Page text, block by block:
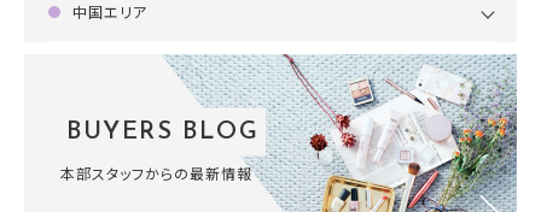
中国エリア
BUYERS BLOG
本部スタッフからの最新情報